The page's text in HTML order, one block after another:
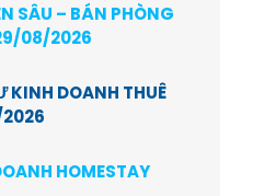
SÂU – BÁN PHÒNG
08/2026
KINH DOANH THUÊ
HOMESTAY